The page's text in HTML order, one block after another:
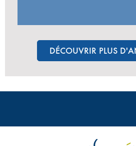
DÉCOUVRIR PLUS